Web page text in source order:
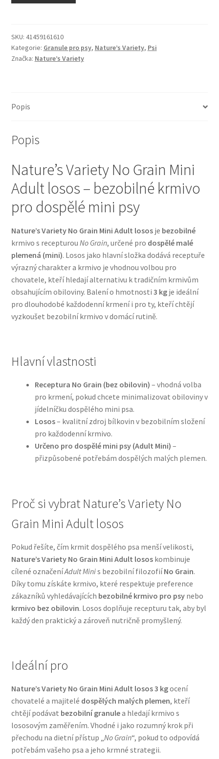
Odpočívadla pro kočky
Pamlsky pro kočky
Škrabadla pro kočky
Veterinární dieta pro kočky
Vše pro psy — Krmivo, doplňky, vybavení
Boudy a výběhy
Bozita pro psy — Švédské krmivo s nordickou kvalitou
Brit pro psy
Granule pro psy
Natural Trainer pro psy — Italské krmivo s
Happy Dog — Německá kvalita a přirozené složení
Hill’s pro psy
Hračky pro psy
Konzervy a kapsičky pro psy
N&D Farmina pro psy — Italské holistic krmivo
Pelíšky pro psy
Ortopedické pelíšky
Přepravky pro psy
Purizon pro psy — Vysoký obsah masa, bez obilovin
Veterinární dieta pro psy
Vodítka a obojky
Wolf of Wilderness
SKU: 41459161610
Kategorie: Granule pro psy, Nature’s Variety, Psi
Značka: Nature’s Variety
Popis
Popis
Nature’s Variety No Grain Mini
Adult losos – bezobilné krmivo
pro dospělé mini psy
Nature’s Variety No Grain Mini Adult lososje bezobilné
krmivo s recepturou No Grain, určené pro dospělé malé
plemená (mini). Losos jako hlavní složka dodává receptuře
výrazný charakter a krmivo je vhodnou volbou pro
chovatele, kteří hledají alternativu k tradičním krmivům
obsahujícím obiloviny. Balení o hmotnosti 3 kgje ideální
pro dlouhodobé každodenní krmení i pro ty, kteří chtějí
vyzkoušet bezobilní krmivo v domácí rutině.
Hlavní vlastnosti
Receptura No Grain (bez obilovin) – vhodná volba
pro krmení, pokud chcete minimalizovat obiloviny v
jídelníčku dospělého mini psa.
Losos– kvalitní zdroj bílkovin v bezobilním složení
pro každodenní krmivo.
Určeno pro dospělé mini psy (Adult Mini) –
přizpůsobené potřebám dospělých malých plemen.
Proč si vybrat Nature’s Variety No
Grain Mini Adult losos
Pokud řešíte, čím krmit dospělého psa menší velikosti,
Nature’s Variety No Grain Mini Adult lososkombinuje
cílené označeníAdult Minis bezobilní filozofiíNo Grain.
Díky tomu získáte krmivo, které respektuje preference
zákazníků vyhledávajících bezobilné krmivo pro psynebo
krmivo bez obilovin. Losos doplňuje recepturu tak, aby byl
každý den praktický a zároveň nutričně promyšlený.
Ideální pro
Nature’s Variety No Grain Mini Adult losos 3 kgocení
chovatelé a majitelé dospělých malých plemen, kteří
chtějí podávat bezobilní granulea hledají krmivo s
lososovým zaměřením. Vhodné i jako rozumný krok při
přechodu na dietní přístup „ No Grain“, pokud to odpovídá
potřebám vašeho psa a jeho krmné strategii.